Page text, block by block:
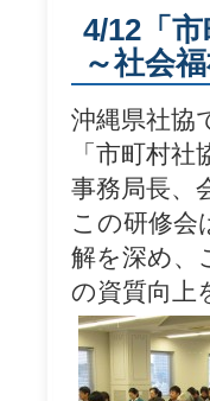
4/12「
～社会
沖縄県社協
「市町村
事務局長、
この研修会
解を深め、
の資質向上